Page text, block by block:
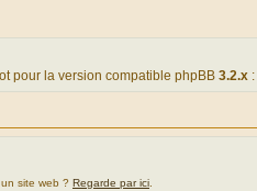
pour la version compatible phpBB 3.2.x :
site web ? Regarde par ici